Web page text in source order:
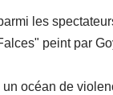
les
peint par
océan de